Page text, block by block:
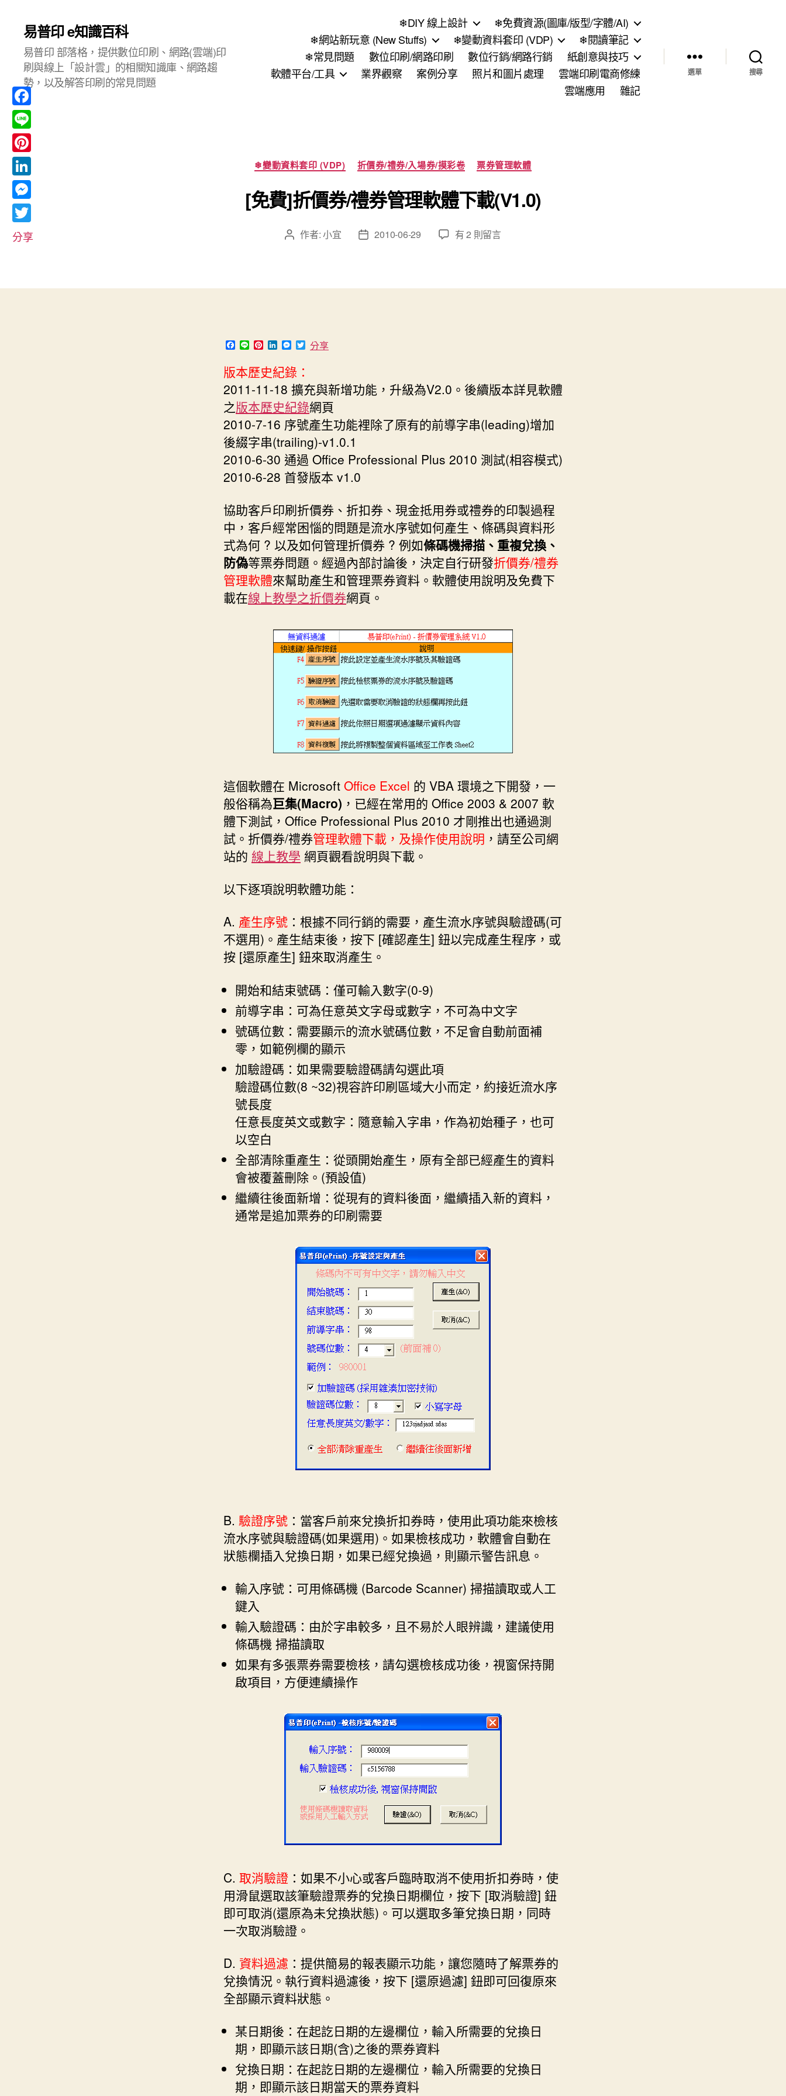
易普印 e知識百科
易普印 部落格，提供數位印刷、網路(雲端)印
刷與線上「設計雲」的相關知識庫、網路趨
勢，以及解答印刷的常見問題
❄DIY 線上設計
❄免費資源(圖庫/版型/字體/AI)
❄網站新玩意 (New Stuffs)
❄變動資料套印 (VDP)
❄閱讀筆記
❄常見問題
數位印刷/網路印刷 數位行銷/網路行銷
紙創意與技巧
軟體平台/工具
業界觀察 案例分享 照片和圖片處理
雲端印刷電商修練
雲端應用
雜記
選單 搜尋
分
類
❄變動資料套印 (VDP) 折價券/禮券/入場券/摸彩卷 票券管理軟體
[免費]折價券/禮券管理軟體下載(V1.0)
文 作者:小宜
文
日
2010-06-29
在
價
體
載
(V1.0)〉
有 2 則留言
F
a
e
b
o
o
k
L
n
e
P
n
t
e
r
e
s
L
n
k
e
d
I
n
M
e
s
s
e
n
g
e
r
T
w
t
e
r
分享
版本歷史紀錄：
2011-11-18 擴充與新增功能，升級為V2.0。後續版本詳見軟體
之版本歷史紀錄網頁
2010-7-16 序號產生功能裡除了原有的前導字串(leading)增加
後綴字串(trailing)-v1.0.1
2010-6-30 通過 Office Professional Plus 2010 測試(相容模式)
2010-6-28 首發版本 v1.0
協助客戶印刷折價券、折扣券、現金抵用券或禮券的印製過程
中，客戶經常困惱的問題是流水序號如何產生、條碼與資料形
式為何 ? 以及如何管理折價券 ? 例如條碼機掃描、重複兌換、
防偽等票券問題。經過內部討論後，決定自行研發折價券/禮券
管理軟體來幫助產生和管理票券資料。軟體使用說明及免費下
載在線上教學之折價券網頁。
這個軟體在 Microsoft Office Excel 的 VBA 環境之下開發，一
般俗稱為巨集(Macro) ，已經在常用的 Office 2003 & 2007 軟
體下測試，Office Professional Plus 2010 才剛推出也通過測
試。 折價券/禮券管理軟體下載 ，及操作使用說明 ，請至公司網
站的 線上教學 網頁觀看說明與下載。
以下逐項說明軟體功能：
A. 產生序號 ：根據不同行銷的需要，產生流水序號與驗證碼(可
不選用)。產生結束後，按下 [確認產生] 鈕以完成產生程序，或
按 [還原產生] 鈕來取消產生。
開始和結束號碼：僅可輸入數字(0-9)
前導字串：可為任意英文字母或數字，不可為中文字
號碼位數：需要顯示的流水號碼位數，不足會自動前面補
零，如範例欄的顯示
加驗證碼：如果需要驗證碼請勾選此項
驗證碼位數(8 ~32)視容許印刷區域大小而定，約接近流水序
號長度
任意長度英文或數字：隨意輸入字串，作為初始種子，也可
以空白
全部清除重產生：從頭開始產生，原有全部已經產生的資料
會被覆蓋刪除。(預設值)
繼續往後面新增：從現有的資料後面，繼續插入新的資料，
通常是追加票券的印刷需要
B. 驗證序號 ：當客戶前來兌換折扣券時，使用此項功能來檢核
流水序號與驗證碼(如果選用)。如果檢核成功，軟體會自動在
狀態欄插入兌換日期，如果已經兌換過，則顯示警告訊息。
輸入序號：可用條碼機 (Barcode Scanner) 掃描讀取或人工
鍵入
輸入驗證碼：由於字串較多，且不易於人眼辨識，建議使用
條碼機 掃描讀取
如果有多張票券需要檢核，請勾選檢核成功後，視窗保持開
啟項目，方便連續操作
C. 取消驗證 ：如果不小心或客戶臨時取消不使用折扣券時，使
用滑鼠選取該筆驗證票券的兌換日期欄位，按下 [取消驗證] 鈕
即可取消(還原為未兌換狀態)。可以選取多筆兌換日期，同時
一次取消驗證。
D. 資料過濾 ：提供簡易的報表顯示功能，讓您隨時了解票券的
兌換情況。執行資料過濾後，按下 [還原過濾] 鈕即可回復原來
全部顯示資料狀態。
某日期後：在起訖日期的左邊欄位，輸入所需要的兌換日
期，即顯示該日期(含)之後的票券資料
兌換日期：在起訖日期的左邊欄位，輸入所需要的兌換日
期，即顯示該日期當天的票券資料
F
a
c
e
b
o
o
k
L
i
n
e
P
i
n
t
e
s
L
i
n
k
M
e
s
T
t
分享